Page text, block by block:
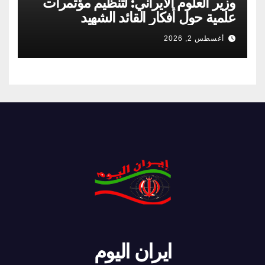
علمية حول أفكار القائد الشهيد
أغسطس 2, 2026
ايران اليوم